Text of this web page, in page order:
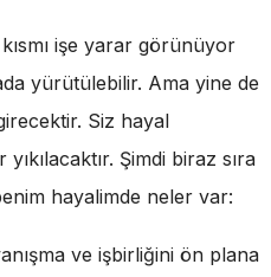
işe yarar görünüyor
yürütülebilir. Ama yine de
Siz hayal
Şimdi biraz sıra
hayalimde neler var:
ve işbirliğini ön plana